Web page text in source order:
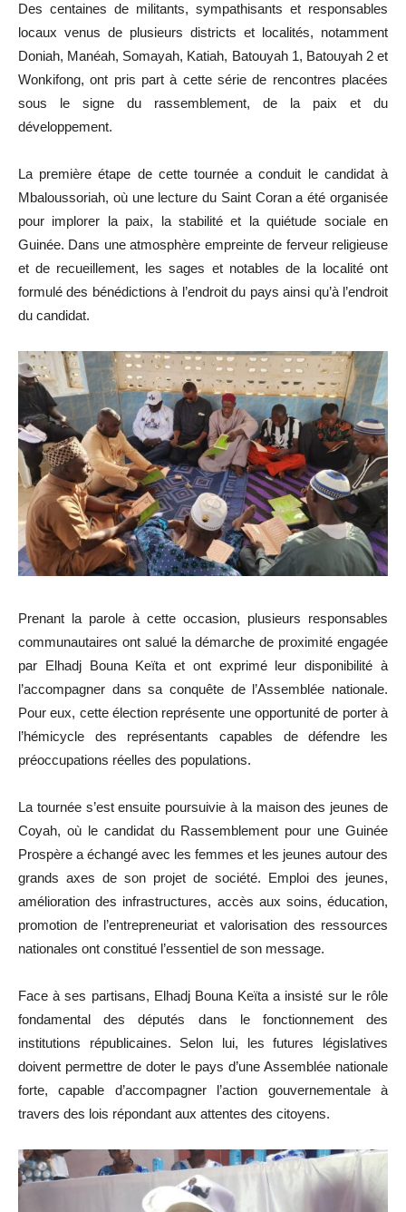
Des centaines de militants, sympathisants et responsables
locaux venus de plusieurs districts et localités, notamment
Doniah, Manéah, Somayah, Katiah, Batouyah 1, Batouyah 2 et
Wonkifong, ont pris part à cette série de rencontres placées
sous le signe du rassemblement, de la paix et du
développement.
La première étape de cette tournée a conduit le candidat à
Mbaloussoriah, où une lecture du Saint Coran a été organisée
pour implorer la paix, la stabilité et la quiétude sociale en
Guinée. Dans une atmosphère empreinte de ferveur religieuse
et de recueillement, les sages et notables de la localité ont
formulé des bénédictions à l’endroit du pays ainsi qu’à l’endroit
du candidat.
Prenant la parole à cette occasion, plusieurs responsables
communautaires ont salué la démarche de proximité engagée
par Elhadj Bouna Keïta et ont exprimé leur disponibilité à
l’accompagner dans sa conquête de l’Assemblée nationale.
Pour eux, cette élection représente une opportunité de porter à
l’hémicycle des représentants capables de défendre les
préoccupations réelles des populations.
La tournée s’est ensuite poursuivie à la maison des jeunes de
Coyah, où le candidat du Rassemblement pour une Guinée
Prospère a échangé avec les femmes et les jeunes autour des
grands axes de son projet de société. Emploi des jeunes,
amélioration des infrastructures, accès aux soins, éducation,
promotion de l’entrepreneuriat et valorisation des ressources
nationales ont constitué l’essentiel de son message.
Face à ses partisans, Elhadj Bouna Keïta a insisté sur le rôle
fondamental des députés dans le fonctionnement des
institutions républicaines. Selon lui, les futures législatives
doivent permettre de doter le pays d’une Assemblée nationale
forte, capable d’accompagner l’action gouvernementale à
travers des lois répondant aux attentes des citoyens.